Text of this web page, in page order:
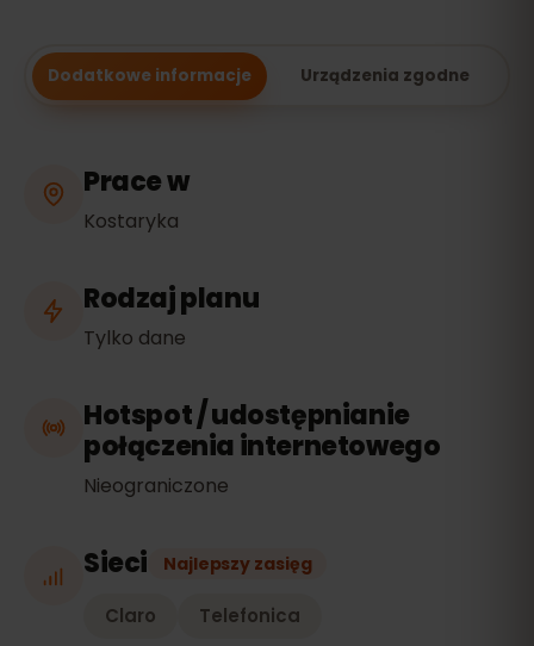
Dodatkowe informacje Urządzenia zgodne
Prace w
Kostaryka
Rodzaj planu
Tylko dane
Hotspot / udostępnianie
połączenia internetowego
Nieograniczone
Sieci Najlepszy zasięg
Claro Telefonica